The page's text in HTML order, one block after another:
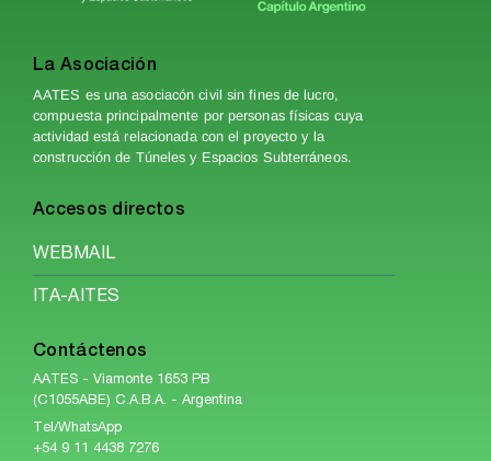
La Asociación
AATES es una asociacón civil sin fines de lucro,
compuesta principalmente por personas físicas cuya
actividad está relacionada con el proyecto y la
construcción de Túneles y Espacios Subterráneos.
Accesos directos
WEBMAIL
ITA-AITES
Contáctenos
AATES - Viamonte 1653 PB
(C1055ABE) C.A.B.A. - Argentina
Tel/WhatsApp
+54 9 11 4438 7276